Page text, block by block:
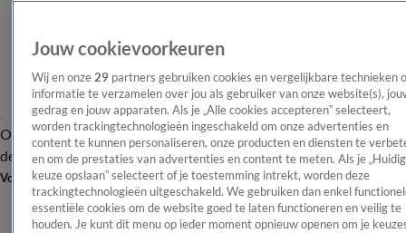
OverzichtAfleveringen Entertainment TV Algemeen
Tip
de redactieNieuwsbrief
Volg Shownieuws
Jouw cookievoorkeuren
Wij en onze 29 partners gebruiken cookies en vergelijkbare technieken
informatie te verzamelen over jou als gebruiker van onze website(s),
gedrag en jouw apparaten. Als je „Alle cookies accepteren” selecteert,
worden trackingtechnologieën ingeschakeld om onze advertenties en
content te kunnen personaliseren, onze producten en diensten te
en om de prestaties van advertenties en content te meten. Als je
keuze opslaan” selecteert of je toestemming intrekt, worden deze
trackingtechnologieën uitgeschakeld. We gebruiken dan enkel
essentiële cookies om de website goed te laten functioneren en veilig te
houden. Je kunt dit menu op ieder moment opnieuw openen om je